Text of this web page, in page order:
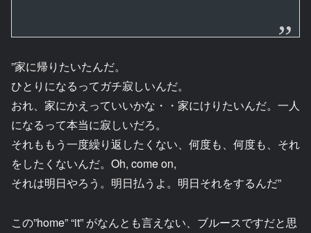
”家に帰りたいたんだ。
ひとりになるってガチ寂しいんだ。
おれ、家にかえっていいかな・・家にけりたいんだ。一人
になるって本当に寂しいだろ。
それももう一度繰り返したくない、何度も、何度も、それ
をしたくないんだ。Oh, come on,
それは明日やろう。明日払うよ。明日それをするんだ”
この”home” “it” がなんとも言えない、ブルースですだと思